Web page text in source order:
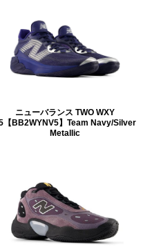
ニューバランス TWO WXY
【BB2WYNV5】Team Navy/Silver
Metallic